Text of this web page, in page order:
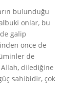
bulunduğu
onlar, bu
galip
önce de
de
Allah, dilediğine
sahibidir, çok